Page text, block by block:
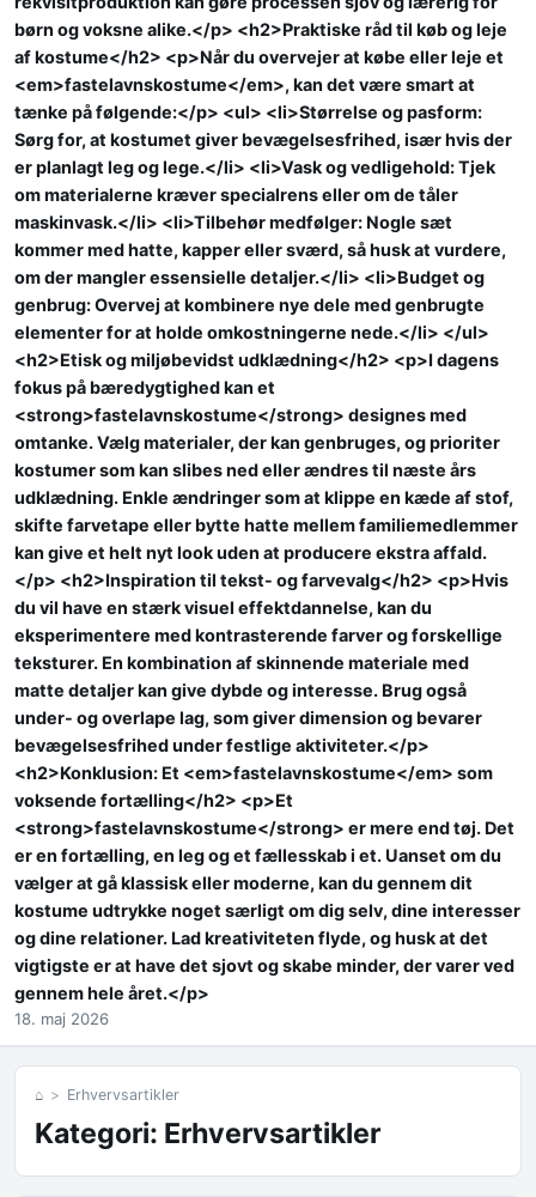
børn og voksne alike.</p> <h2>Praktiske råd til køb og leje
af kostume</h2> <p>Når du overvejer at købe eller leje et
<em>fastelavnskostume</em>, kan det være smart at
tænke på følgende:</p> <ul> <li>Størrelse og pasform:
Sørg for, at kostumet giver bevægelsesfrihed, især hvis der
er planlagt leg og lege.</li> <li>Vask og vedligehold: Tjek
om materialerne kræver specialrens eller om de tåler
maskinvask.</li> <li>Tilbehør medfølger: Nogle sæt
kommer med hatte, kapper eller sværd, så husk at vurdere,
om der mangler essensielle detaljer.</li> <li>Budget og
genbrug: Overvej at kombinere nye dele med genbrugte
elementer for at holde omkostningerne nede.</li> </ul>
<h2>Etisk og miljøbevidst udklædning</h2> <p>I dagens
fokus på bæredygtighed kan et
<strong>fastelavnskostume</strong> designes med
omtanke. Vælg materialer, der kan genbruges, og prioriter
kostumer som kan slibes ned eller ændres til næste års
udklædning. Enkle ændringer som at klippe en kæde af stof,
skifte farvetape eller bytte hatte mellem familiemedlemmer
kan give et helt nyt look uden at producere ekstra affald.
</p> <h2>Inspiration til tekst- og farvevalg</h2> <p>Hvis
du vil have en stærk visuel effektdannelse, kan du
eksperimentere med kontrasterende farver og forskellige
teksturer. En kombination af skinnende materiale med
matte detaljer kan give dybde og interesse. Brug også
under- og overlape lag, som giver dimension og bevarer
bevægelsesfrihed under festlige aktiviteter.</p>
<h2>Konklusion: Et <em>fastelavnskostume</em> som
voksende fortælling</h2> <p>Et
<strong>fastelavnskostume</strong> er mere end tøj. Det
er en fortælling, en leg og et fællesskab i et. Uanset om du
vælger at gå klassisk eller moderne, kan du gennem dit
kostume udtrykke noget særligt om dig selv, dine interesser
og dine relationer. Lad kreativiteten flyde, og husk at det
vigtigste er at have det sjovt og skabe minder, der varer ved
gennem hele året.</p>
18. maj 2026
⌂ Erhvervsartikler
Kategori: Erhvervsartikler